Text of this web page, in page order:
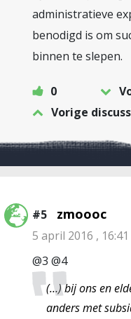
administratieve
benodigd is om
binnen te slepen.
0
Vorige
#5 zmoooc
5 april 2016 , 16:41
@3 @4
(…) bij ons en
anders met